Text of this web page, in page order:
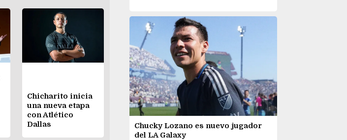
Chicharito inicia
una nueva etapa
con Atlético
Dallas
Chucky Lozano es nuevo jugador
del LA Galaxy